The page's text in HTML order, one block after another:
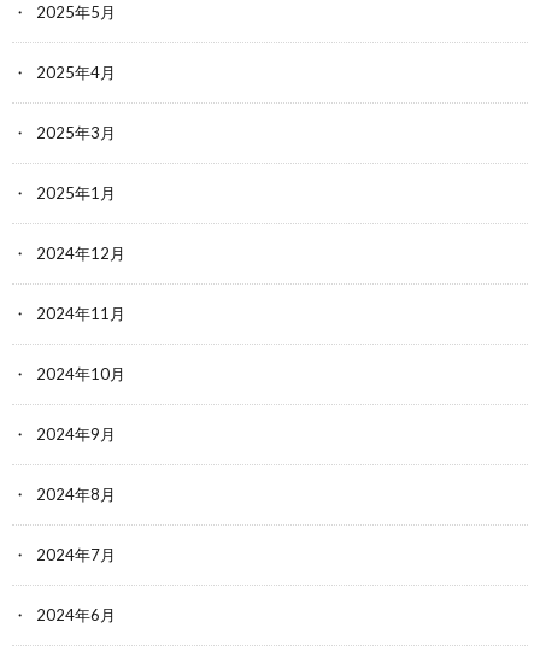
2025年5月
2025年4月
2025年3月
2025年1月
2024年12月
2024年11月
2024年10月
2024年9月
2024年8月
2024年7月
2024年6月